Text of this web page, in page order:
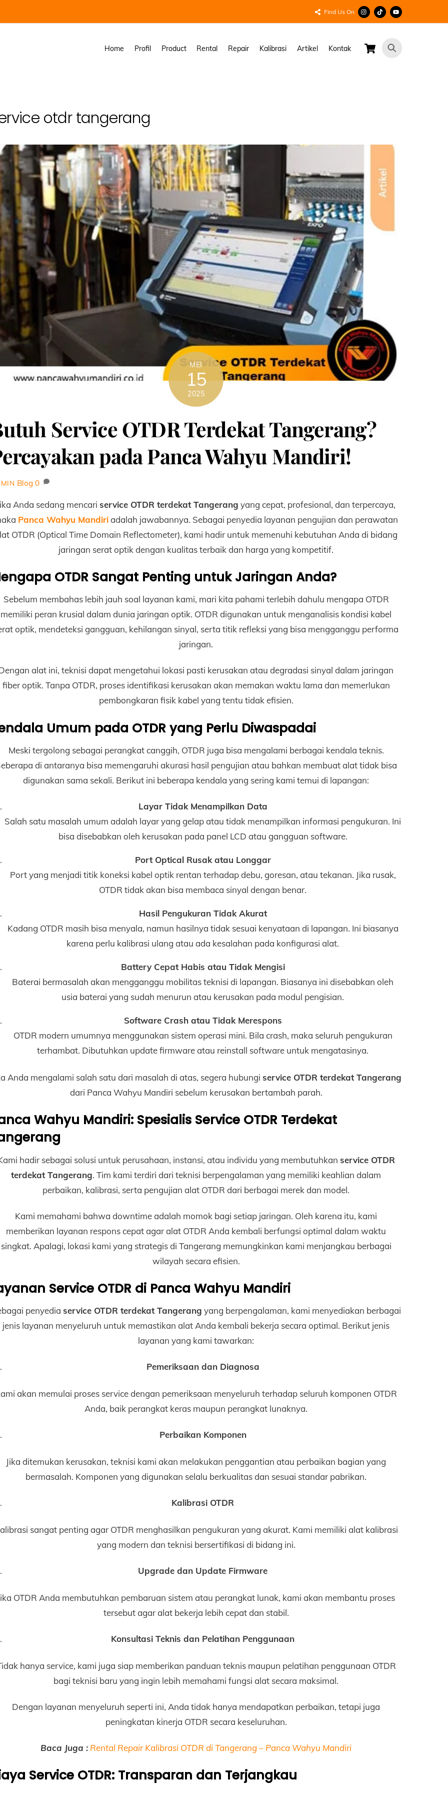
Find Us On
Cart
Home Profil Product Rental Repair Kalibrasi Artikel Kontak
otdr tangerang
MEI
15
2025
Service OTDR Terdekat Tangerang?
pada Panca Wahyu Mandiri!
Blog 0
Anda sedang mencariservice OTDR terdekat Tangerang yang cepat, profesional, dan terpercaya,
Panca Wahyu Mandiriadalah jawabannya. Sebagai penyedia layanan pengujian dan perawatan
OTDR (Optical Time Domain Reflectometer), kami hadir untuk memenuhi kebutuhan Anda di bidang
jaringan serat optik dengan kualitas terbaik dan harga yang kompetitif.
OTDR Sangat Penting untuk Jaringan Anda?
Sebelum membahas lebih jauh soal layanan kami, mari kita pahami terlebih dahulu mengapa OTDR
memiliki peran krusial dalam dunia jaringan optik. OTDR digunakan untuk menganalisis kondisi kabel
optik, mendeteksi gangguan, kehilangan sinyal, serta titik refleksi yang bisa mengganggu performa
jaringan.
alat ini, teknisi dapat mengetahui lokasi pasti kerusakan atau degradasi sinyal dalam jaringan
fiber optik. Tanpa OTDR, proses identifikasi kerusakan akan memakan waktu lama dan memerlukan
pembongkaran fisik kabel yang tentu tidak efisien.
Umum pada OTDR yang Perlu Diwaspadai
Meski tergolong sebagai perangkat canggih, OTDR juga bisa mengalami berbagai kendala teknis.
di antaranya bisa memengaruhi akurasi hasil pengujian atau bahkan membuat alat tidak bisa
digunakan sama sekali. Berikut ini beberapa kendala yang sering kami temui di lapangan:
Layar Tidak Menampilkan Data
Salah satu masalah umum adalah layar yang gelap atau tidak menampilkan informasi pengukuran. Ini
bisa disebabkan oleh kerusakan pada panel LCD atau gangguan software.
Port Optical Rusak atau Longgar
Port yang menjadi titik koneksi kabel optik rentan terhadap debu, goresan, atau tekanan. Jika rusak,
OTDR tidak akan bisa membaca sinyal dengan benar.
Hasil Pengukuran Tidak Akurat
Kadang OTDR masih bisa menyala, namun hasilnya tidak sesuai kenyataan di lapangan. Ini biasanya
karena perlu kalibrasi ulang atau ada kesalahan pada konfigurasi alat.
Battery Cepat Habis atau Tidak Mengisi
Baterai bermasalah akan mengganggu mobilitas teknisi di lapangan. Biasanya ini disebabkan oleh
usia baterai yang sudah menurun atau kerusakan pada modul pengisian.
Software Crash atau Tidak Merespons
OTDR modern umumnya menggunakan sistem operasi mini. Bila crash, maka seluruh pengukuran
terhambat. Dibutuhkan update firmware atau reinstall software untuk mengatasinya.
Anda mengalami salah satu dari masalah di atas, segera hubungi service OTDR terdekat Tangerang
dari Panca Wahyu Mandiri sebelum kerusakan bertambah parah.
Wahyu Mandiri: Spesialis Service OTDR Terdekat
hadir sebagai solusi untuk perusahaan, instansi, atau individu yang membutuhkan service OTDR
terdekat Tangerang. Tim kami terdiri dari teknisi berpengalaman yang memiliki keahlian dalam
perbaikan, kalibrasi, serta pengujian alat OTDR dari berbagai merek dan model.
Kami memahami bahwa downtime adalah momok bagi setiap jaringan. Oleh karena itu, kami
memberikan layanan respons cepat agar alat OTDR Anda kembali berfungsi optimal dalam waktu
singkat. Apalagi, lokasi kami yang strategis di Tangerang memungkinkan kami menjangkau berbagai
wilayah secara efisien.
Service OTDR di Panca Wahyu Mandiri
penyedia service OTDR terdekat Tangerang yang berpengalaman, kami menyediakan berbagai
jenis layanan menyeluruh untuk memastikan alat Anda kembali bekerja secara optimal. Berikut jenis
layanan yang kami tawarkan:
Pemeriksaan dan Diagnosa
akan memulai proses service dengan pemeriksaan menyeluruh terhadap seluruh komponen OTDR
Anda, baik perangkat keras maupun perangkat lunaknya.
Perbaikan Komponen
Jika ditemukan kerusakan, teknisi kami akan melakukan penggantian atau perbaikan bagian yang
bermasalah. Komponen yang digunakan selalu berkualitas dan sesuai standar pabrikan.
Kalibrasi OTDR
sangat penting agar OTDR menghasilkan pengukuran yang akurat. Kami memiliki alat kalibrasi
yang modern dan teknisi bersertifikasi di bidang ini.
Upgrade dan Update Firmware
OTDR Anda membutuhkan pembaruan sistem atau perangkat lunak, kami akan membantu proses
tersebut agar alat bekerja lebih cepat dan stabil.
Konsultasi Teknis dan Pelatihan Penggunaan
hanya service, kami juga siap memberikan panduan teknis maupun pelatihan penggunaan OTDR
bagi teknisi baru yang ingin lebih memahami fungsi alat secara maksimal.
Dengan layanan menyeluruh seperti ini, Anda tidak hanya mendapatkan perbaikan, tetapi juga
peningkatan kinerja OTDR secara keseluruhan.
Baca Juga : Rental Repair Kalibrasi OTDR di Tangerang – Panca Wahyu Mandiri
Service OTDR: Transparan dan Terjangkau